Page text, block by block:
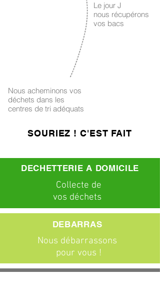
Le jour J
nous récupérons
vos bacs
Nous acheminons vos
déchets dans les
centres de tri adéquats
SOURIEZ ! C'EST FAIT
DECHETTERIE A DOMICILE
Collecte de
vos déchets
Nous débarrassons
pour vous !
DEBARRAS